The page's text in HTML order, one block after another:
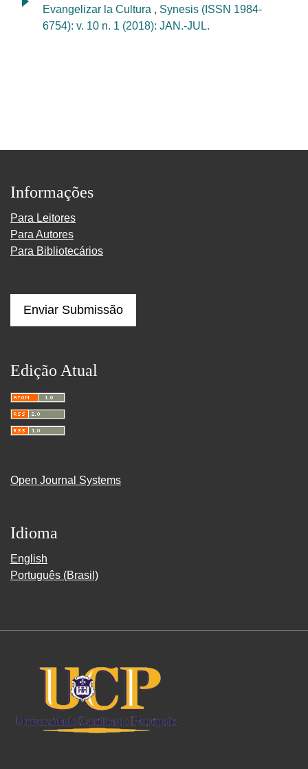
Evangelizar la Cultura , Synesis (ISSN 1984-
6754): v. 10 n. 1 (2018): JAN.-JUL.
Informações
Para Leitores
Para Autores
Para Bibliotecários
Enviar Submissão
Edição Atual
Open Journal Systems
Idioma
English
Português (Brasil)